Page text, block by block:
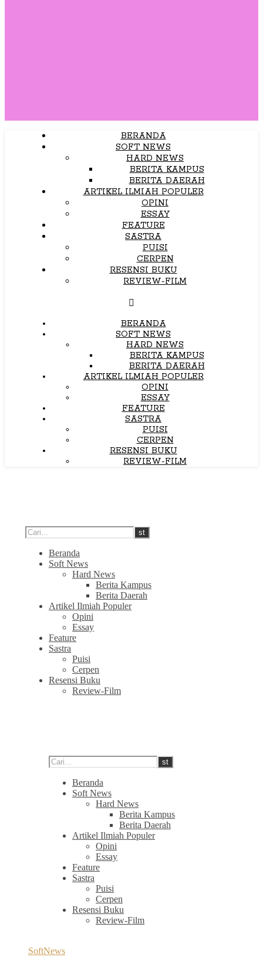
BERANDA
SOFT NEWS
HARD NEWS
BERITA KAMPUS
BERITA DAERAH
ARTIKEL ILMIAH POPULER
OPINI
ESSAY
FEATURE
SASTRA
PUISI
CERPEN
RESENSI BUKU
REVIEW-FILM
BERANDA
SOFT NEWS
HARD NEWS
BERITA KAMPUS
BERITA DAERAH
ARTIKEL ILMIAH POPULER
OPINI
ESSAY
FEATURE
SASTRA
PUISI
CERPEN
RESENSI BUKU
REVIEW-FILM
Beranda
Soft News
Hard News
Berita Kampus
Berita Daerah
Artikel Ilmiah Populer
Opini
Essay
Feature
Sastra
Puisi
Cerpen
Resensi Buku
Review-Film
Beranda
Soft News
Hard News
Berita Kampus
Berita Daerah
Artikel Ilmiah Populer
Opini
Essay
Feature
Sastra
Puisi
Cerpen
Resensi Buku
Review-Film
SoftNews